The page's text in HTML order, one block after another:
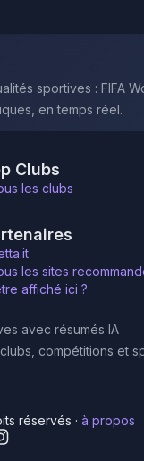
sportives : FIFA
en temps réel.
Clubs
les clubs
les sites
affiché ici ?
avec résumés IA
compétitions et
réservés · à propos